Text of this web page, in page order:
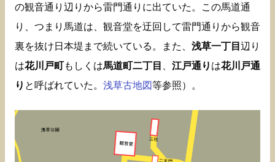
の観音通り辺りから雷門通りに出ていた。この馬道通
り、つまり馬道は、観音堂を迂回して雷門通りから観音
裏を抜け日本堤まで続いている。また、 浅草一丁目 辺り
は花川戸町もしくは馬道町二丁目 江戸通り は花川戸通
り と呼ばれていた。 浅草古地図等参照）。